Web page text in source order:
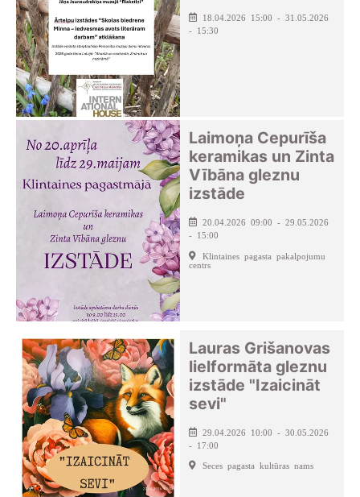
18.04.2026 15:00 - 31.05.2026
- 15:30
Laimoņa Cepurīša
keramikas un Zinta
Vībāna gleznu
izstāde
20.04.2026 09:00 - 29.05.2026
- 15:00
Klintaines pagasta pakalpojumu
centrs
Lauras Grišanovas
lielformāta gleznu
izstāde "Izaicināt
sevi"
29.04.2026 10:00 - 30.05.2026
- 17:00
Seces pagasta kultūras nams